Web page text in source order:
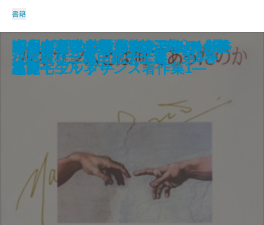
沈黙の春
小林秀雄全集 第九巻
瀬戸内寂聴全集 〔第五巻〕〈長
篇3〉
決定版 三島由紀夫全集 第7巻
京都発見(三)―洛北の夢―
白洲正子全集 第一巻
小林秀雄全集 第二巻
瀬戸内寂聴全集 〔第四巻〕〈短
篇2〉
決定版 三島由紀夫全集 第6巻
ポートレイト・イン・ジャズ2
書籍
ルネサンスとは何であったのか―
塩野七生ルネサンス著作集1―
小林秀雄全集 第十二巻
瀬戸内寂聴全集 〔第三巻〕〈長
篇2〉
決定版 三島由紀夫全集 第5巻
2001年哲学の旅―コンプリート・
ガイドブック―
ゼルダ・フィッツジェラルド全作
品
ほんとうの英語がわかる―51の処
方箋―
瀬戸内寂聴全集 〔第二巻〕〈長
篇1〉
決定版 三島由紀夫全集 第4巻
吉本ばなな自選選集 4 Life ラ
イフ